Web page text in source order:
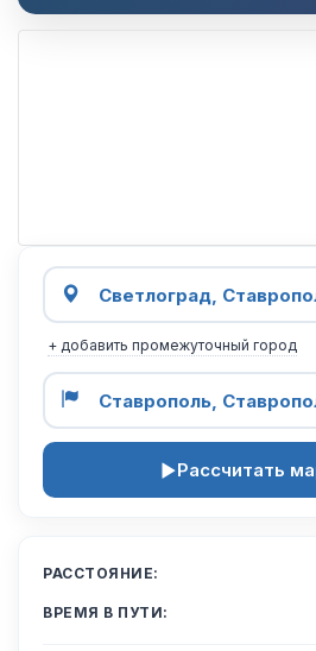
+ добавить промежуточный город
Рассчитать
РАССТОЯНИЕ:
ВРЕМЯ В ПУТИ: